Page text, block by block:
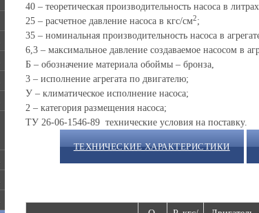
40 – теоретическая производительность насоса в
25 – расчетное давление насоса в кгс/см2;
35 – номинальная производительность насоса в
6,3 – максимальное давление создаваемое насосом в
Б – обозначение материала обоймы – бронза,
3 – исполнение агрегата по двигателю;
У – климатическое исполнение насоса;
2 – категория размещения насоса;
ТУ 26-06-1546-89 технические условия на поставку.
ТЕХНИЧЕСКИЕ ХАРАКТЕРИСТИКИ